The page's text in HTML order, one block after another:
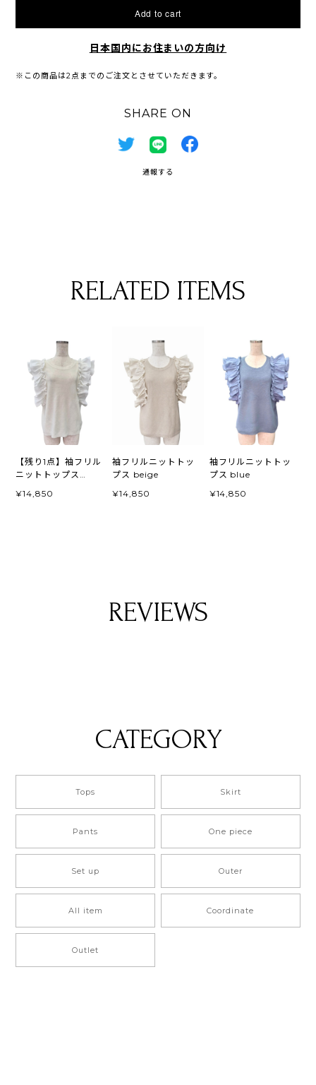
Add to cart
日本国内にお住まいの方向け
※この商品は2点までのご注文とさせていただきます。
SHARE ON
通報する
RELATED ITEMS
【残り1点】袖フリル
ニットトップス
¥14,850
袖フリルニットトッ
プス beige
¥14,850
袖フリルニットトッ
プス blue
¥14,850
REVIEWS
CATEGORY
Tops Skirt
Pants One piece
Set up Outer
All item Coordinate
Outlet